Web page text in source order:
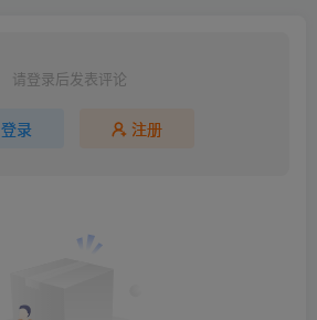
请登录后发表评论
登录 注册